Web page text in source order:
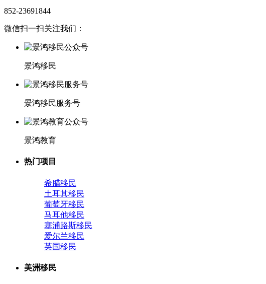
852-23691844
微信扫一扫关注我们：
景鸿移民
景鸿移民服务号
景鸿教育
热门项目
希腊移民
土耳其移民
葡萄牙移民
马耳他移民
塞浦路斯移民
爱尔兰移民
英国移民
美洲移民